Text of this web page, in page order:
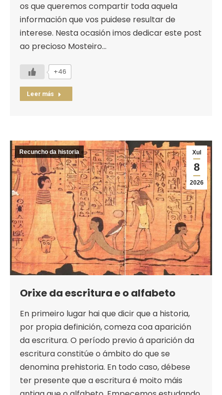
os que queremos compartir toda aquela
información que vos puidese resultar de
interese. Nesta ocasión imos dedicar este post
ao precioso Mosteiro…
+46
Leer más
Xul
8
2026
Recuncho da historia
Orixe da escritura e o alfabeto
En primeiro lugar hai que dicir que a historia,
por propia definición, comeza coa aparición
da escritura. O período previo á aparición da
escritura constitúe o ámbito do que se
denomina prehistoria. En todo caso, débese
ter presente que a escritura é moito máis